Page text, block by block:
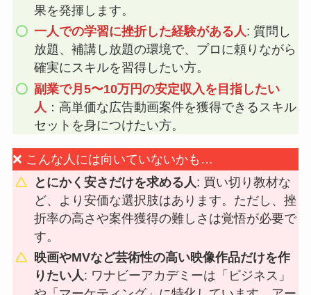
果を発揮します。
一人での学習に挫折した経験がある人: 質問し
放題、補講し放題の環境で、プロに頼りながら
確実にスキルを習得したい方。
副業で月5〜10万円の安定収入を目指したい
人 ：高単価な広告動画案件を獲得できるスキル
セットを身につけたい方。
❌ こんな人には向いていないかも…
とにかく安さだけを求める人: 買い切り教材な
ど、より安価な選択肢はあります。ただし、挫
折率の高さや案件獲得の難しさは覚悟が必要で
す。
映画やMVなど芸術性の高い映像作品だけを作
りたい人: ワナビーアカデミーは「ビジネス」